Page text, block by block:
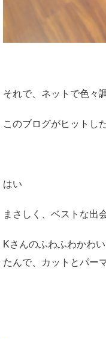
それで、ネットで色々
このブログがヒットし
はい
まさしく、ベストな出
Kさんのふわふわかわ
たんで、カットとパー